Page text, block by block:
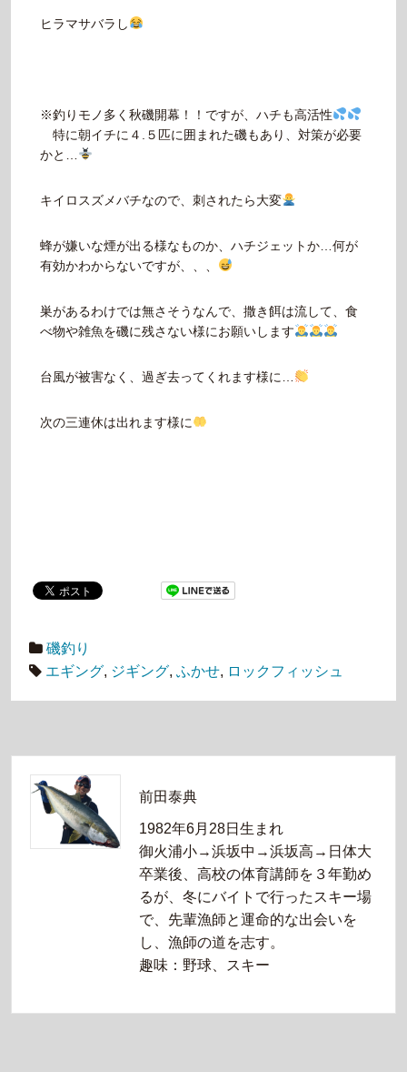
ヒラマサバラし
※釣りモノ多く秋磯開幕！！ですが、ハチも高活性
特に朝イチに４.５匹に囲まれた磯もあり、対策が必要
かと…
キイロスズメバチなので、刺されたら大変
蜂が嫌いな煙が出る様なものか、ハチジェットか…何が
有効かわからないですが、、、
巣があるわけでは無さそうなんで、撒き餌は流して、食
べ物や雑魚を磯に残さない様にお願いします
台風が被害なく、過ぎ去ってくれます様に…
次の三連休は出れます様に
磯釣り
エギング, ジギング, ふかせ, ロックフィッシュ
前田泰典
1982年6月28日生まれ
御火浦小→浜坂中→浜坂高→日体大
卒業後、高校の体育講師を３年勤め
るが、冬にバイトで行ったスキー場
で、先輩漁師と運命的な出会いを
し、漁師の道を志す。
趣味：野球、スキー